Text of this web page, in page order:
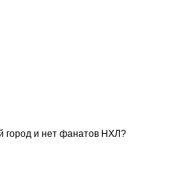
город и нет фанатов НХЛ?